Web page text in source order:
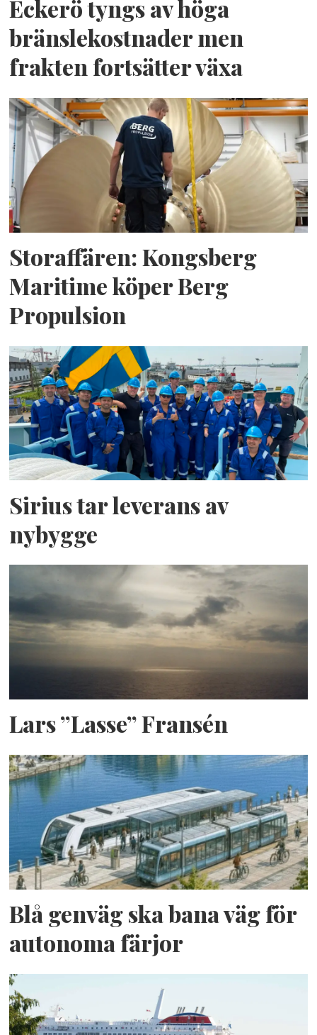
Eckerö tyngs av höga
bränslekostnader men
frakten fortsätter växa
Storaffären: Kongsberg
Maritime köper Berg
Propulsion
Sirius tar leverans av
nybygge
Lars ”Lasse” Fransén
Blå genväg ska bana väg för
autonoma färjor